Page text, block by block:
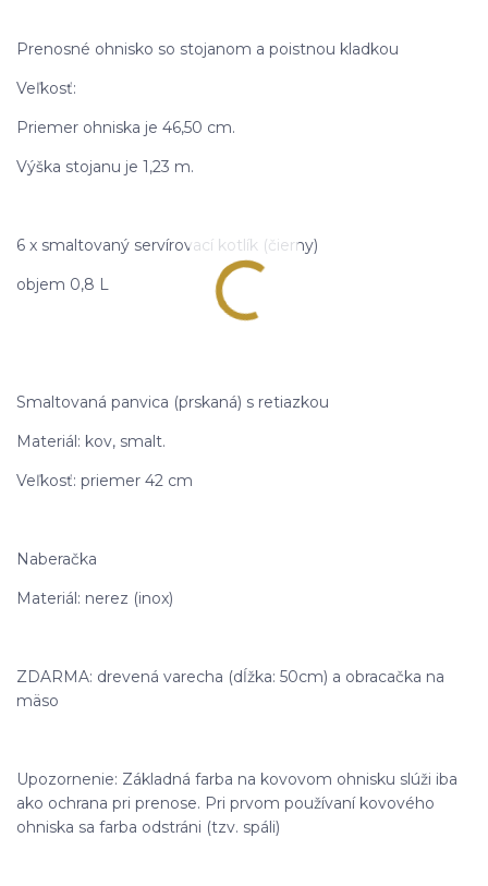
Prenosné ohnisko so stojanom a poistnou kladkou
Veľkosť:
Priemer ohniska je 46,50 cm.
Výška stojanu je 1,23 m.
6 x smaltovaný servírovací kotlík (čierny)
objem 0,8 L
Smaltovaná panvica (prskaná) s retiazkou
Materiál: kov, smalt.
Veľkosť: priemer 42 cm
Naberačka
Materiál: nerez (inox)
ZDARMA: drevená varecha (dĺžka: 50cm) a obracačka na
mäso
Upozornenie: Základná farba na kovovom ohnisku slúži iba
ako ochrana pri prenose. Pri prvom používaní kovového
ohniska sa farba odstráni (tzv. spáli)